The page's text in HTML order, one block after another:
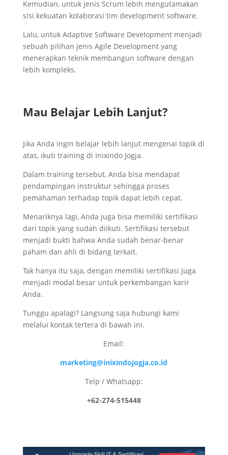
Kemudian, untuk jenis Scrum lebih mengutamakan
sisi kekuatan kolaborasi tim development software.
Lalu, untuk Adaptive Software Development menjadi
sebuah pilihan jenis Agile Development yang
menerapkan teknik membangun software dengan
lebih kompleks.
Mau Belajar Lebih Lanjut?
Jika Anda ingin belajar lebih lanjut mengenai topik di
atas, ikuti training di Inixindo Jogja.
Dalam training tersebut, Anda bisa mendapat
pendampingan instruktur sehingga proses
pemahaman terhadap topik dapat lebih cepat.
Menariknya lagi, Anda juga bisa memiliki sertifikasi
dari topik yang sudah diikuti. Sertifikasi tersebut
menjadi bukti bahwa Anda sudah benar-benar
paham dan ahli di bidang terkait.
Tak hanya itu saja, dengan memiliki sertifikasi juga
menjadi modal besar untuk perkembangan karir
Anda.
Tunggu apalagi? Langsung saja hubungi kami
melalui kontak tertera di bawah ini.
Email:
marketing@inixindojogja.co.id
Telp / Whatsapp:
+62-274-515448